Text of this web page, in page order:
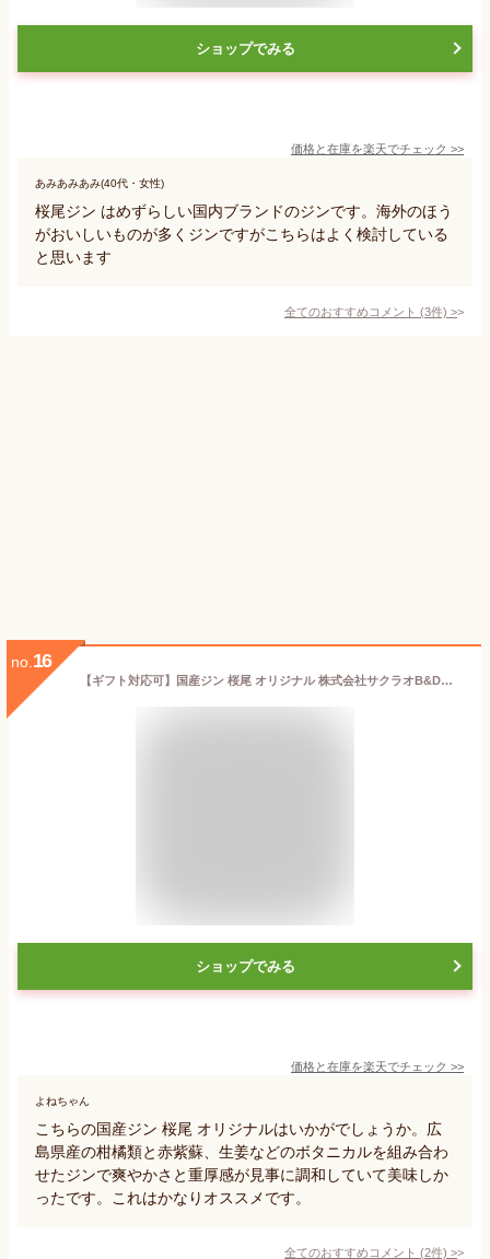
ショップでみる
価格と在庫を楽天でチェック >>
あみあみあみ(40代・女性)
桜尾ジン はめずらしい国内ブランドのジンです。海外のほう
がおいしいものが多くジンですがこちらはよく検討している
と思います
全てのおすすめコメント (3件) >
no. 16
【ギフト対応可】国産ジン 桜尾 オリジナル 株式会社サクラオB&D（中国醸造株式会社） 47度 700ml 瓶 洋酒 ジン お酒 ギフト プレゼント 飲み比べ 内祝い 誕生日 男性 女性 お中元 暑中見舞い
ショップでみる
価格と在庫を楽天でチェック >>
よねちゃん
こちらの国産ジン 桜尾 オリジナルはいかがでしょうか。広
島県産の柑橘類と赤紫蘇、生姜などのボタニカルを組み合わ
せたジンで爽やかさと重厚感が見事に調和していて美味しか
ったです。これはかなりオススメです。
全てのおすすめコメント (2件) >